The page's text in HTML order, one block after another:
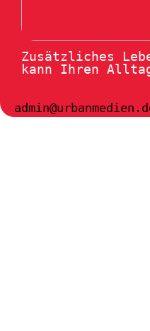
Zusätzliches
kann Ihren